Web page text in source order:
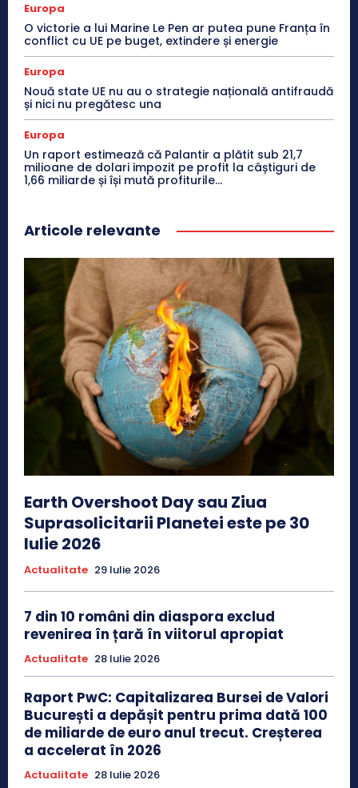
Europa
O victorie a lui Marine Le Pen ar putea pune Franța în
conflict cu UE pe buget, extindere și energie
Europa
Nouă state UE nu au o strategie națională antifraudă
și nici nu pregătesc una
Europa
Un raport estimează că Palantir a plătit sub 21,7
milioane de dolari impozit pe profit la câștiguri de
1,66 miliarde și își mută profiturile...
Articole relevante
Earth Overshoot Day sau Ziua
Suprasolicitarii Planetei este pe 30
Iulie 2026
Actualitate 29 Iulie 2026
7 din 10 români din diaspora exclud
revenirea în țară în viitorul apropiat
Actualitate 28 Iulie 2026
Raport PwC: Capitalizarea Bursei de Valori
București a depășit pentru prima dată 100
de miliarde de euro anul trecut. Creșterea
a accelerat în 2026
Actualitate 28 Iulie 2026